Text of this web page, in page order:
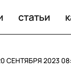
статьи
СЕНТЯБРЯ 2023